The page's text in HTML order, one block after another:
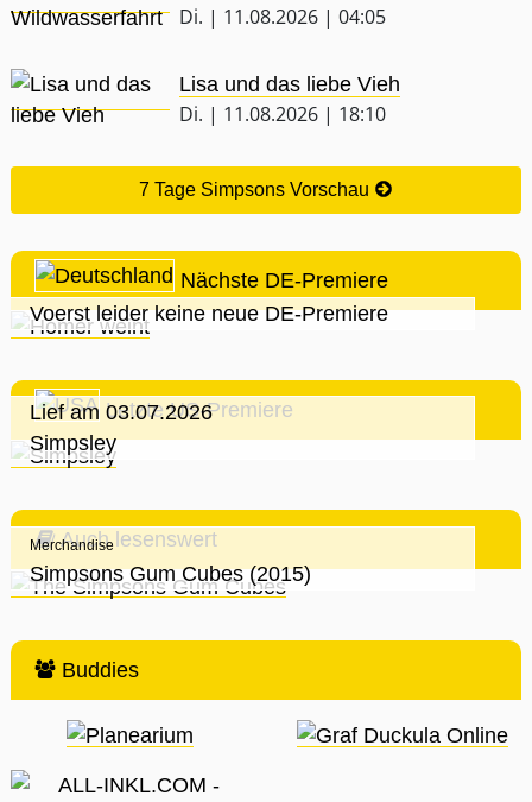
Di. | 11.08.2026 | 04:05
Lisa und das liebe Vieh
Di. | 11.08.2026 | 18:10
7 Tage Simpsons Vorschau
Nächste DE-Premiere
Voerst leider keine neue DE-Premiere
Letzte US-Premiere
Lief am 03.07.2026
Simpsley
Auch lesenswert
Merchandise
Simpsons Gum Cubes (2015)
Buddies